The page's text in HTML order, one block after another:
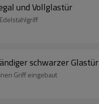
und Vollglastür
schwarzer Glastür
Griff eingebaut